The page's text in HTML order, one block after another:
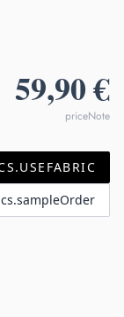
59,90 €
priceNote